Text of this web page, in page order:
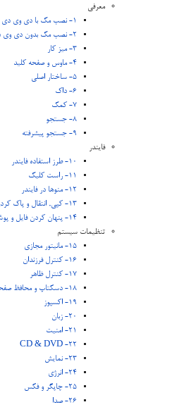
معرفی
1- نصب مک با دی وی دی
2- نصب مک بدون دی وی دی
3- میز کار
4- ماوس و صفحه کلید
5- ساختار اصلی
6- داک
7- کمک
8- جستجو
9- جستجو پیشرفته
فایندر
10- طرز استفاده فایندر
11- راست کلیک
12- منوها در فایندر
13- کپی, انتقال و پاک کردن
14- پنهان کردن فایل و پوشه
تنظیمات سیستم
15- مانیتور مجازی
16- کنترل فرزندان
17- کنترل ظاهر
18- دسکتاپ و محافظ صفحه نمايش
19- اکسپوز
20- زبان
21- امنیت
22- CD & DVD
23- نمایش
24- انرژی
25- چاپگر و فکس
26- صدا